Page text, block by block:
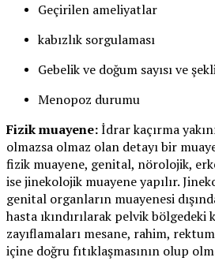
Geçirilen ameliyatlar
kabızlık sorgulaması
Gebelik ve doğum sayısı ve
Menopoz durumu
Fizik muayene:İdrar kaçırma
olmazsa olmaz olan detayı bir
fizik muayene, genital, nörolojik,
ise jinekolojik muayene yapılır.
genital organların muayenesi
hasta ıkındırılarak pelvik bölgedeki
zayıflamaları mesane, rahim,
içine doğru fıtıklaşmasının olup